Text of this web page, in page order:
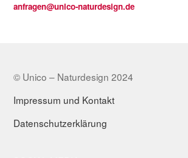
anfragen@unico-naturdesign.de
© Unico – Naturdesign 2024
Impressum und Kontakt
Datenschutzerklärung